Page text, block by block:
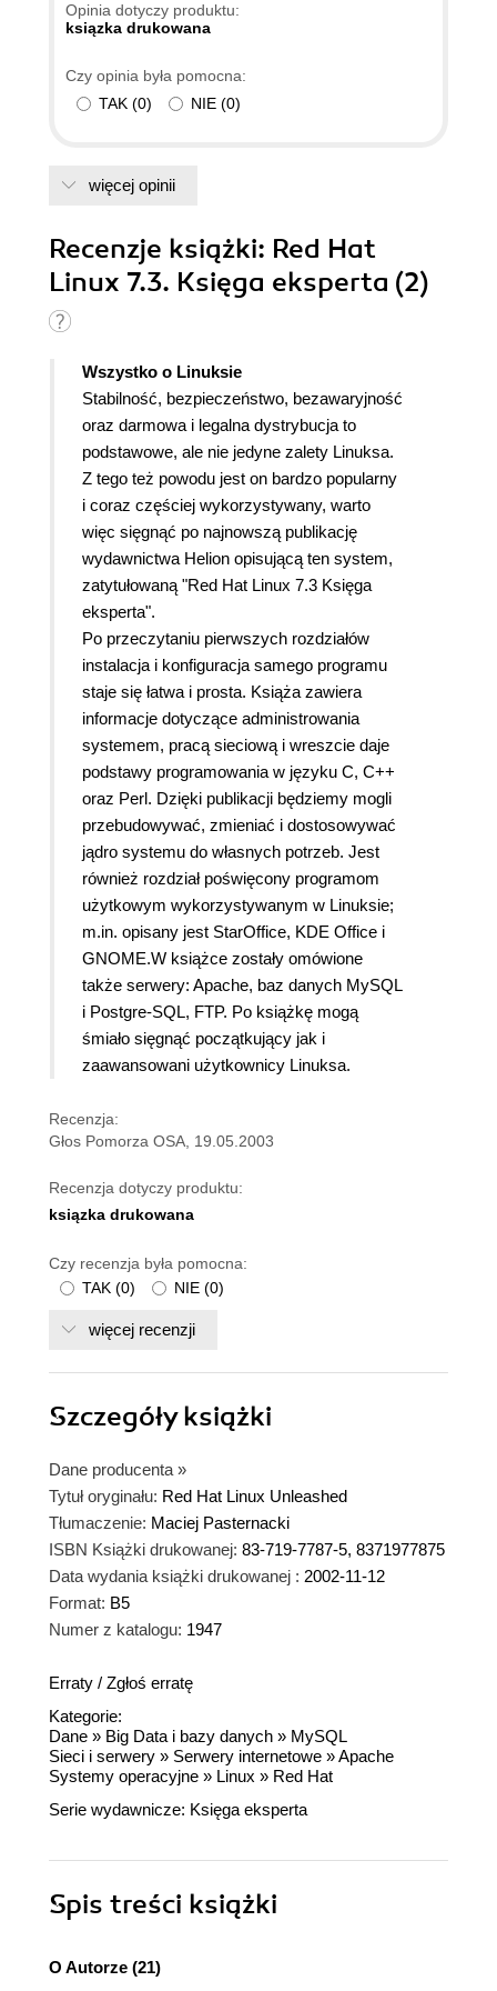
Opinia dotyczy produktu:
ksiązka drukowana
Czy opinia była pomocna:
TAK (0) NIE (0)
więcej opinii
Recenzje książki: Red Hat
Linux 7.3. Księga eksperta (2)
Wszystko o Linuksie
Stabilność, bezpieczeństwo, bezawaryjność
oraz darmowa i legalna dystrybucja to
podstawowe, ale nie jedyne zalety Linuksa.
Z tego też powodu jest on bardzo popularny
i coraz częściej wykorzystywany, warto
więc sięgnąć po najnowszą publikację
wydawnictwa Helion opisującą ten system,
zatytułowaną "Red Hat Linux 7.3 Księga
eksperta".
Po przeczytaniu pierwszych rozdziałów
instalacja i konfiguracja samego programu
staje się łatwa i prosta. Książa zawiera
informacje dotyczące administrowania
systemem, pracą sieciową i wreszcie daje
podstawy programowania w języku C, C++
oraz Perl. Dzięki publikacji będziemy mogli
przebudowywać, zmieniać i dostosowywać
jądro systemu do własnych potrzeb. Jest
również rozdział poświęcony programom
użytkowym wykorzystywanym w Linuksie;
m.in. opisany jest StarOffice, KDE Office i
GNOME.W książce zostały omówione
także serwery: Apache, baz danych MySQL
i Postgre-SQL, FTP. Po książkę mogą
śmiało sięgnąć początkujący jak i
zaawansowani użytkownicy Linuksa.
Recenzja:
Głos Pomorza OSA, 19.05.2003
Recenzja dotyczy produktu:
ksiązka drukowana
Czy recenzja była pomocna:
TAK (0) NIE (0)
więcej recenzji
Szczegółyksiążki
Dane producenta »
Tytuł oryginału: Red Hat Linux Unleashed
Tłumaczenie: Maciej Pasternacki
ISBN Książki drukowanej: 83-719-7787-5, 8371977875
Data wydania książki drukowanej : 2002-11-12
Format: B5
Numer z katalogu: 1947
Erraty / Zgłoś erratę
Kategorie:
Dane » Big Data i bazy danych » MySQL
Sieci i serwery » Serwery internetowe »Apache
Systemy operacyjne » Linux » Red Hat
Serie wydawnicze: Księga eksperta
Spis treści książki
O Autorze (21)